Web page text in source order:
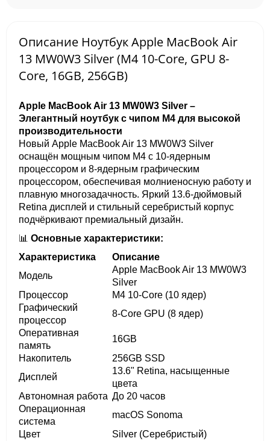
Описание Ноутбук Apple MacBook Air
13 MW0W3 Silver (M4 10-Core, GPU 8-
Core, 16GB, 256GB)
Apple MacBook Air 13 MW0W3 Silver –
Элегантный ноутбук с чипом M4 для высокой
производительности
Новый Apple MacBook Air 13 MW0W3 Silver
оснащён мощным чипом M4 с 10-ядерным
процессором и 8-ядерным графическим
процессором, обеспечивая молниеносную работу и
плавную многозадачность. Яркий 13.6-дюймовый
Retina дисплей и стильный серебристый корпус
подчёркивают премиальный дизайн.
📊 Основные характеристики:
Характеристика
Описание
Модель
Apple MacBook Air 13 MW0W3
Silver
Процессор
M4 10-Core (10 ядер)
Графический
процессор
8-Core GPU (8 ядер)
Оперативная
память
16GB
Накопитель
256GB SSD
Дисплей
13.6" Retina, насыщенные
цвета
Автономная работа До 20 часов
Операционная
система
macOS Sonoma
Цвет
Silver (Серебристый)